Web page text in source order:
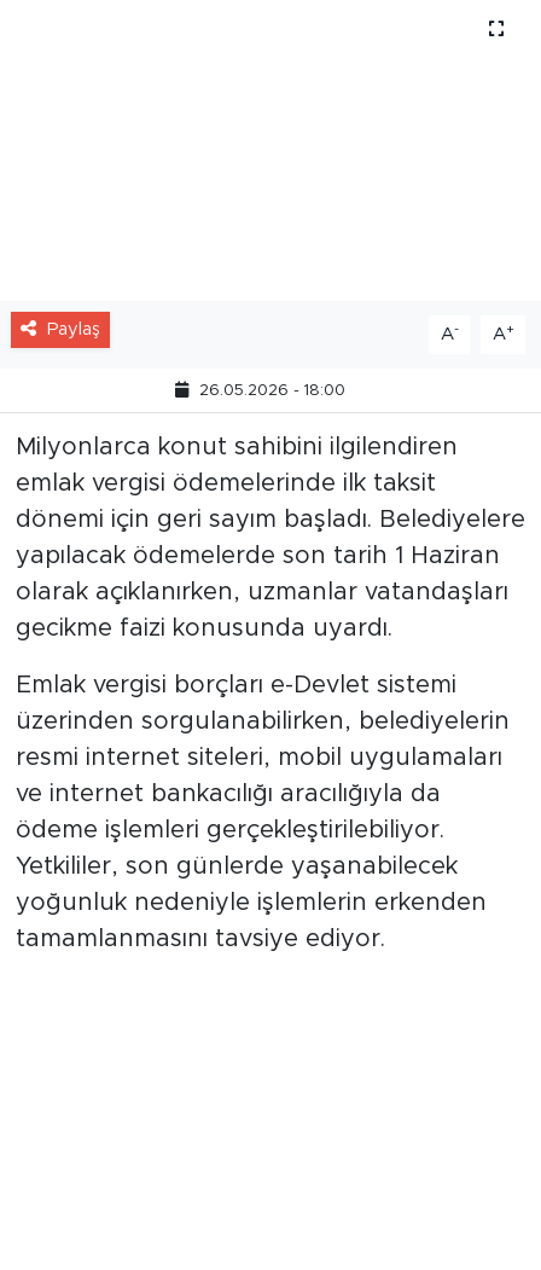
Paylaş - +
Milyonlarca konut sahibini ilgilendiren
emlak vergisi ödemelerinde ilk taksit
dönemi için geri sayım başladı. Belediyelere
yapılacak ödemelerde son tarih 1 Haziran
olarak açıklanırken, uzmanlar vatandaşları
gecikme faizi konusunda uyardı.
Emlak vergisi borçları e-Devlet sistemi
üzerinden sorgulanabilirken, belediyelerin
resmi internet siteleri, mobil uygulamaları
ve internet bankacılığı aracılığıyla da
ödeme işlemleri gerçekleştirilebiliyor.
Yetkililer, son günlerde yaşanabilecek
yoğunluk nedeniyle işlemlerin erkenden
tamamlanmasını tavsiye ediyor.